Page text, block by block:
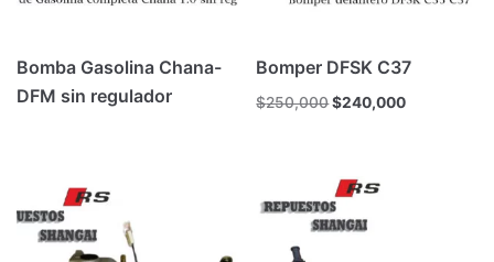
Bomba Gasolina Chana-
DFM sin regulador
Bomper DFSK C37
$250,000$240,000